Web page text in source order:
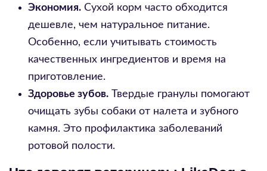
Экономия. Сухой корм часто обходится
дешевле, чем натуральное питание.
Особенно, если учитывать стоимость
качественных ингредиентов и время на
приготовление.
Здоровье зубов. Твердые гранулы помогают
очищать зубы собаки от налета и зубного
камня. Это профилактика заболеваний
ротовой полости.